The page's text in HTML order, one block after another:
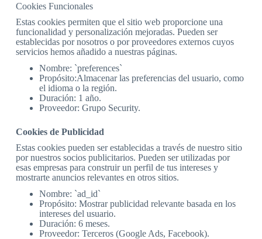
Cookies Funcionales
Estas cookies permiten que el sitio web proporcione una
funcionalidad y personalización mejoradas. Pueden ser
establecidas por nosotros o por proveedores externos cuyos
servicios hemos añadido a nuestras páginas.
Nombre: `preferences`
Propósito:Almacenar las preferencias del usuario, como
el idioma o la región.
Duración: 1 año.
Proveedor: Grupo Security.
Cookies de Publicidad
Estas cookies pueden ser establecidas a través de nuestro sitio
por nuestros socios publicitarios. Pueden ser utilizadas por
esas empresas para construir un perfil de tus intereses y
mostrarte anuncios relevantes en otros sitios.
Nombre: `ad_id`
Propósito: Mostrar publicidad relevante basada en los
intereses del usuario.
Duración: 6 meses.
Proveedor: Terceros (Google Ads, Facebook).